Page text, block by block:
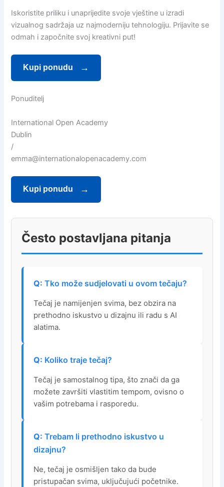
Iskoristite priliku i unaprijedite svoje vještine u izradi
vizualnog sadržaja uz najmoderniju tehnologiju. Prijavite se
odmah i započnite svoj kreativni put!
Kupi ponudu
Ponuditelj
International Open Academy
Dublin
/
emma@internationalopenacademy.com
Kupi ponudu
Često postavljana pitanja
Tko može sudjelovati u ovom tečaju?
Tečaj je namijenjen svima, bez obzira na
prethodno iskustvo u dizajnu ili radu s AI
alatima.
Koliko traje tečaj?
Tečaj je samostalnog tipa, što znači da ga
možete završiti vlastitim tempom, ovisno o
vašim potrebama i rasporedu.
Trebam li prethodno iskustvo u
dizajnu?
Ne, tečaj je osmišljen tako da bude
pristupačan svima, uključujući početnike.